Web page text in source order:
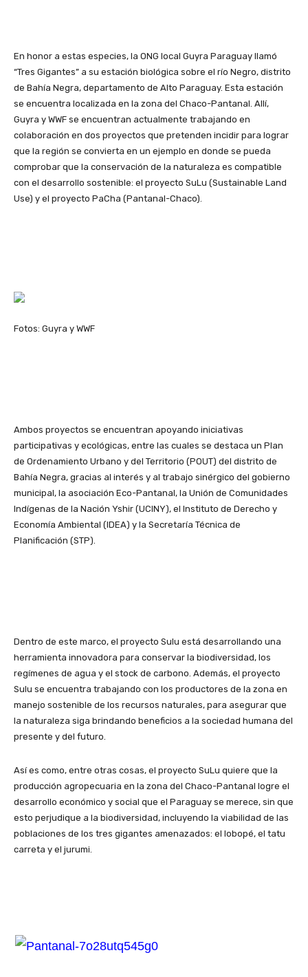
En honor a estas especies, la ONG local Guyra Paraguay llamó
“Tres Gigantes” a su estación biológica sobre el río Negro, distrito
de Bahía Negra, departamento de Alto Paraguay. Esta estación
se encuentra localizada en la zona del Chaco-Pantanal. Allí,
Guyra y WWF se encuentran actualmente trabajando en
colaboración en dos proyectos que pretenden incidir para lograr
que la región se convierta en un ejemplo en donde se pueda
comprobar que la conservación de la naturaleza es compatible
con el desarrollo sostenible: el proyecto SuLu (Sustainable Land
Use) y el proyecto PaCha (Pantanal-Chaco).
Fotos: Guyra y WWF
Ambos proyectos se encuentran apoyando iniciativas
participativas y ecológicas, entre las cuales se destaca un Plan
de Ordenamiento Urbano y del Territorio (POUT) del distrito de
Bahía Negra, gracias al interés y al trabajo sinérgico del gobierno
municipal, la asociación Eco-Pantanal, la Unión de Comunidades
Indígenas de la Nación Yshir (UCINY), el Instituto de Derecho y
Economía Ambiental (IDEA) y la Secretaría Técnica de
Planificación (STP).
Dentro de este marco, el proyecto Sulu está desarrollando una
herramienta innovadora para conservar la biodiversidad, los
regímenes de agua y el stock de carbono. Además, el proyecto
Sulu se encuentra trabajando con los productores de la zona en
manejo sostenible de los recursos naturales, para asegurar que
la naturaleza siga brindando beneficios a la sociedad humana del
presente y del futuro.
Así es como, entre otras cosas, el proyecto SuLu quiere que la
producción agropecuaria en la zona del Chaco-Pantanal logre el
desarrollo económico y social que el Paraguay se merece, sin que
esto perjudique a la biodiversidad, incluyendo la viabilidad de las
poblaciones de los tres gigantes amenazados: el lobopé, el tatu
carreta y el jurumi.